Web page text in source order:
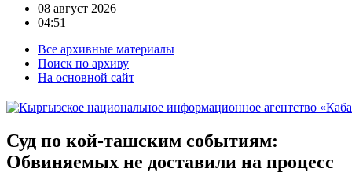
08 август 2026
04:51
Все архивные материалы
Поиск по архиву
На основной сайт
Суд по кой-ташским событиям:
Обвиняемых не доставили на процесс